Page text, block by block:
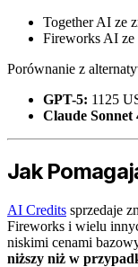
Together AI ze
Fireworks AI ze
Porównanie z
GPT-5: 1125
Claude Sonnet
Jak
AI Credits sprzedaje
Fireworks i wielu
niskimi cenami
niższy niż w